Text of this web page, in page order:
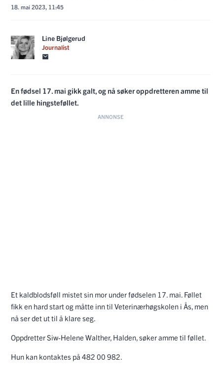
18. mai 2023, 11:45
Line Bjølgerud
Journalist
En fødsel 17. mai gikk galt, og nå søker oppdretteren amme til
det lille hingsteføllet.
Et kaldblodsføll mistet sin mor under fødselen 17. mai. Føllet
fikk en hard start og måtte inn til Veterinærhøgskolen i Ås, men
nå ser det ut til å klare seg.
Oppdretter Siw-Helene Walther, Halden, søker amme til føllet.
Hun kan kontaktes på 482 00 982.